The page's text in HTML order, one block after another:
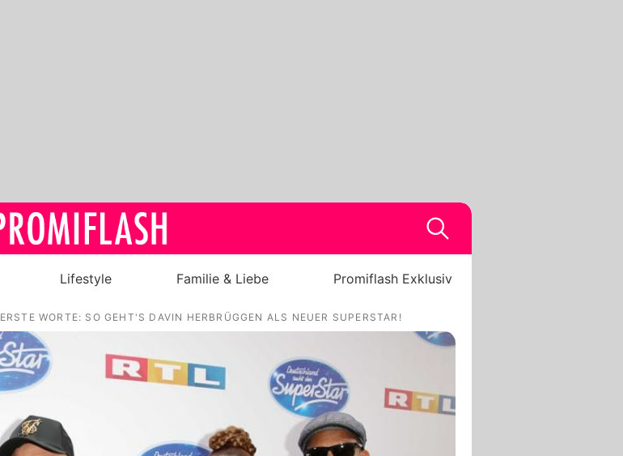
Royals
Filme & Serien
Lifestyle
Lifestyle Familie & Liebe Promiflash Exklusiv
ERSTE WORTE: SO GEHT'S DAVIN HERBRÜGGEN ALS NEUER SUPERSTAR!